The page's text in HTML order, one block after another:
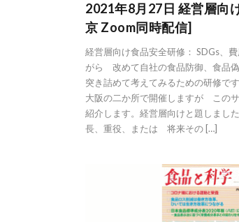
2021年8月27日 経営層向
京 Zoom同時配信]
経営層向け食品安全研修： SDGs、
がら 改めて自社の食品防御、食品
突き詰めて考えてみるための研修で
大阪の二か所で開催しますが この
紹介します。経営層向けと題しまし
長、重役、または 将来その […]